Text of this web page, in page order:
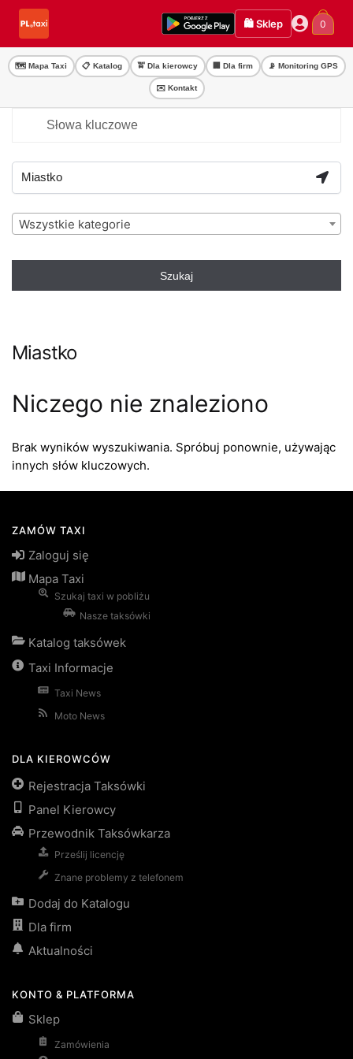
Przejdź
nawigacji
Przejdź
treści
🛍️ Sklep 0
🗺️ Mapa Taxi 📋 Katalog 🚖 Dla kierowcy 🏢 Dla firm 📡 Monitoring GPS
✉️ Kontakt
Wszystkie kategorie
Szukaj
Miastko
Niczego nie znaleziono
Brak wyników wyszukiwania. Spróbuj ponownie, używając
innych słów kluczowych.
ZAMÓW TAXI
Zaloguj się
Mapa Taxi
Szukaj taxi w pobliżu
Nasze taksówki
Katalog taksówek
Taxi Informacje
Taxi News
Moto News
DLA KIEROWCÓW
Rejestracja Taksówki
Panel Kierowcy
Przewodnik Taksówkarza
Prześlij licencję
Znane problemy z telefonem
Dodaj do Katalogu
Dla firm
Aktualności
KONTO & PLATFORMA
Sklep
Zamówienia